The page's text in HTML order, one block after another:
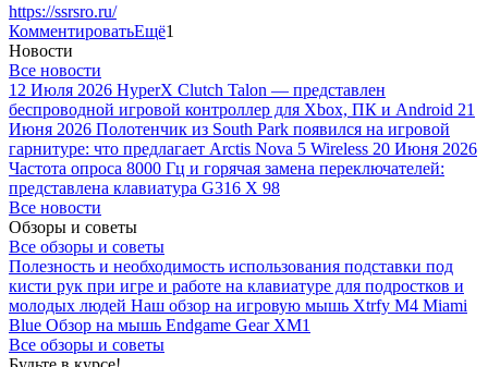
https://ssrsro.ru/
КомментироватьЕщё1
Новости
Все новости
12 Июля 2026 HyperX Clutch Talon — представлен
беспроводной игровой контроллер для Xbox, ПК и Android 21
Июня 2026 Полотенчик из South Park появился на игровой
гарнитуре: что предлагает Arctis Nova 5 Wireless 20 Июня 2026
Частота опроса 8000 Гц и горячая замена переключателей:
представлена клавиатура G316 X 98
Все новости
Обзоры и советы
Все обзоры и советы
Полезность и необходимость использования подставки под
кисти рук при игре и работе на клавиатуре для подростков и
молодых людей Наш обзор на игровую мышь Xtrfy M4 Miami
Blue Обзор на мышь Endgame Gear XM1
Все обзоры и советы